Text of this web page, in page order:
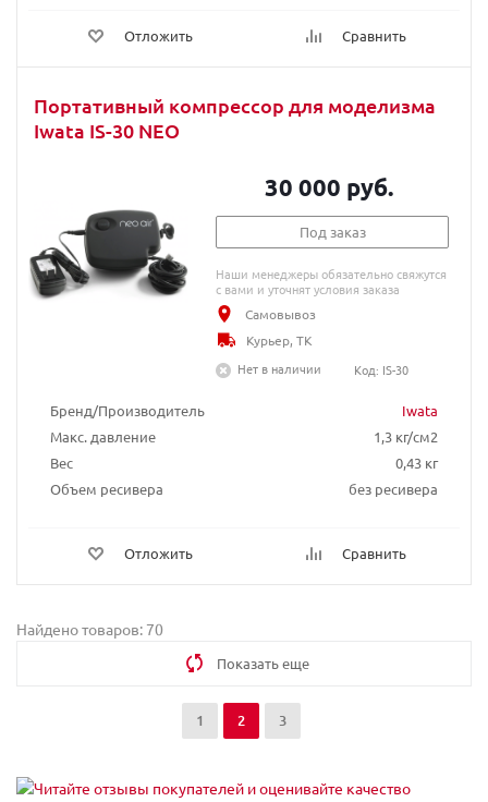
Отложить Сравнить
Портативный компрессор для моделизма
Iwata IS-30 NEO
Бренд/Производитель
Iwata
Макс. давление
1,3 кг/см2
Вес
0,43 кг
Объем ресивера
без ресивера
Отложить Сравнить
30 000 руб.
Под заказ
Наши менеджеры обязательно свяжутся
с вами и уточнят условия заказа
Самовывоз
Курьер, ТК
Нет в наличии
Код: IS-30
Найдено товаров: 70
Показать еще
1 2 3